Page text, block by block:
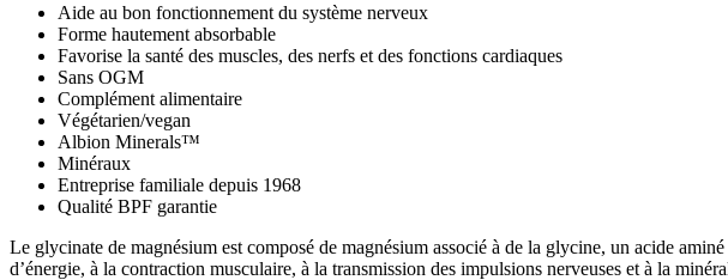
Aide au bon fonctionnement du système nerveux
Forme hautement absorbable
Favorise la santé des muscles, des nerfs et des fonctions cardiaques
Sans OGM
Complément alimentaire
Végétarien/vegan
Albion Minerals™
Minéraux
Entreprise familiale depuis 1968
Qualité BPF garantie
Le glycinate de magnésium est composé de magnésium associé à de la glycine, un acide
d’énergie, à la contraction musculaire, à la transmission des impulsions nerveuses et à la